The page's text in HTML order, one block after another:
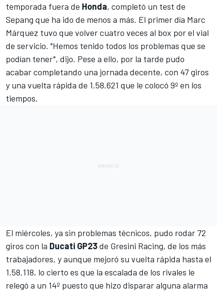
temporada fuera de Honda, completó un test de
Sepang que ha ido de menos a más. El primer día Marc
Márquez tuvo que volver cuatro veces al box por el vial
de servicio. "Hemos tenido todos los problemas que se
podían tener", dijo. Pese a ello, por la tarde pudo
acabar completando una jornada decente, con 47 giros
y una vuelta rápida de 1.58.621 que le colocó 9º en los
tiempos.
El miércoles, ya sin problemas técnicos, pudo rodar 72
giros con la Ducati GP23de Gresini Racing, de los más
trabajadores, y aunque mejoró su vuelta rápida hasta el
1.58.118, lo cierto es que la escalada de los rivales le
relegó a un 14º puesto que hizo disparar alguna alarma